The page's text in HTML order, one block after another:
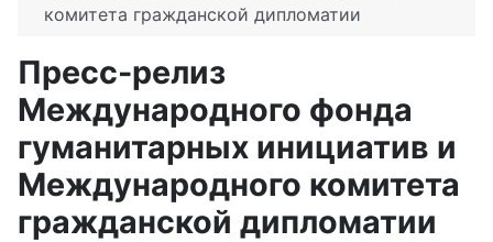
комитета гражданской дипломатии
Пресс-релиз
Международного фонда
гуманитарных инициатив и
Международного комитета
гражданской дипломатии